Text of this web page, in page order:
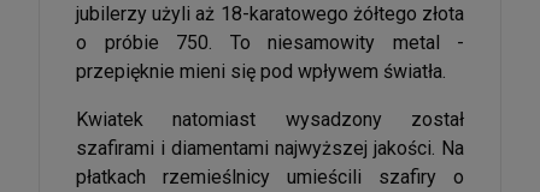
jubilerzy użyli aż 18-karatowego żółtego złota
o próbie 750. To niesamowity metal -
przepięknie mieni się pod wpływem światła.
Kwiatek natomiast wysadzony został
szafirami i diamentami najwyższej jakości. Na
płatkach rzemieślnicy umieścili szafiry o